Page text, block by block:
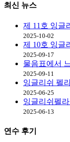
최신 뉴스
제 11호 잉글
2025-10-02
제 10호 잉글
2025-09-17
물음표에서
2025-09-11
잉글리쉬 펠
2025-06-25
잉글리쉬펠
2025-06-13
연수 후기